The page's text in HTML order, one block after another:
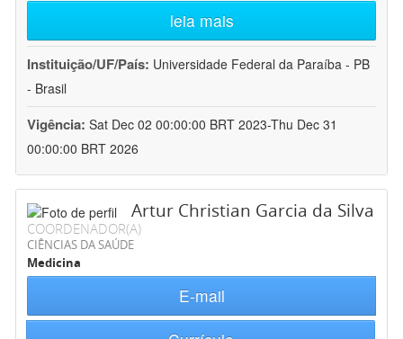
leia mais
Instituição/UF/País: Universidade Federal da Paraíba - PB
- Brasil
Vigência: Sat Dec 02 00:00:00 BRT 2023-Thu Dec 31
00:00:00 BRT 2026
Artur Christian Garcia da Silva
COORDENADOR(A)
CIÊNCIAS DA SAÚDE
Medicina
E-mail